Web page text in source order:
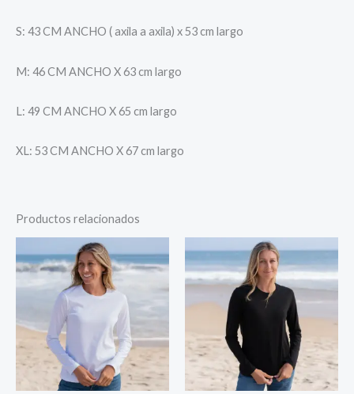
S: 43 CM ANCHO ( axila a axila) x 53 cm largo
M: 46 CM ANCHO X 63 cm largo
L: 49 CM ANCHO X 65 cm largo
XL: 53 CM ANCHO X 67 cm largo
Productos relacionados